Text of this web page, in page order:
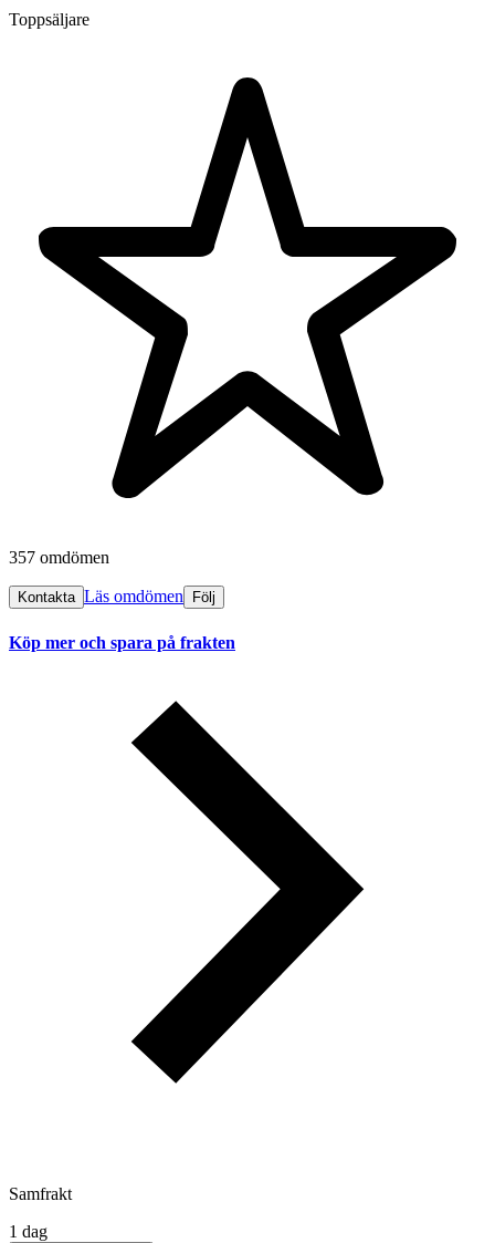
Toppsäljare
357 omdömen
Kontakta Läs omdömen Följ
Köp mer och spara på frakten
Samfrakt
1 dag